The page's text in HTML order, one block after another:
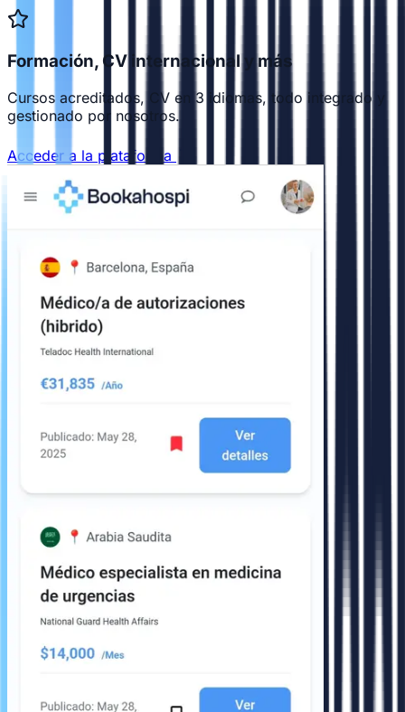
Formación, CV internacional y más
Cursos acreditados, CV en 3 idiomas, todo integrado y
gestionado por nosotros.
Acceder a la plataforma